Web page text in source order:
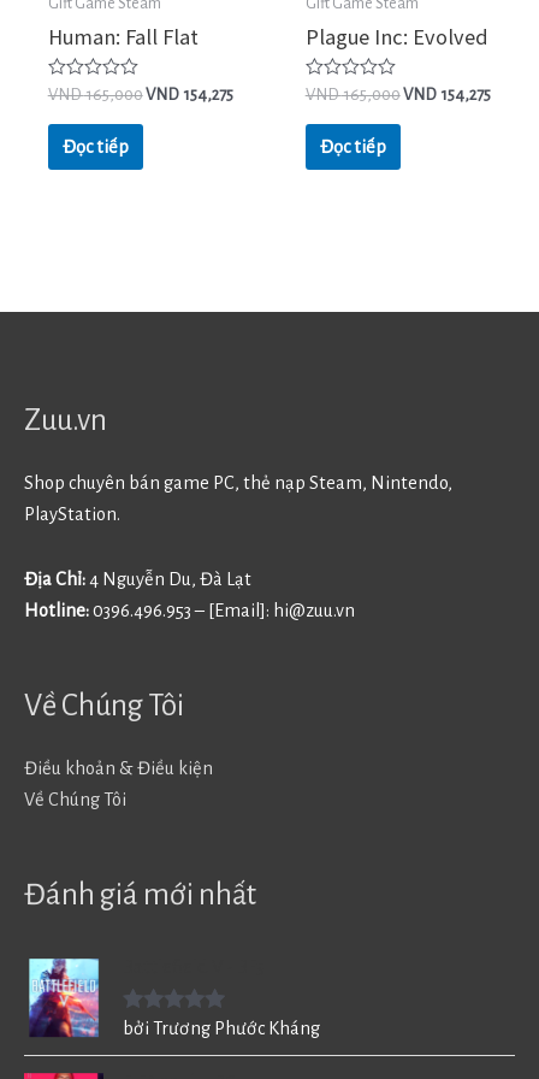
Human: Fall Flat
Được
hạng
sao
VND165,000VND 154,275
Đọc tiếp
Plague Inc: Evolved
Được
hạng
sao
VND165,000VND 154,275
Đọc tiếp
Zuu.vn
Shop chuyên bán game PC, thẻ nạp Steam, Nintendo,
PlayStation.
Địa Chỉ:4 Nguyễn Du, Đà Lạt
Hotline:0396.496.953 – [Email]: hi@zuu.vn
Về Chúng Tôi
Điều khoản & Điều kiện
Về Chúng Tôi
Đánh giá mới nhất
Được xếp
bởi Trương Phước Kháng